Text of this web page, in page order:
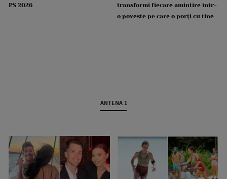
PS 2026
transformi fiecare amintire într-
o poveste pe care o porți cu tine
ANTENA 1